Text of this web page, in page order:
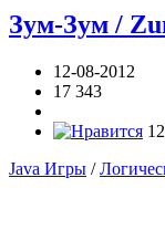
Зум-Зум /
12-08-2012
17 343
Java Игры /